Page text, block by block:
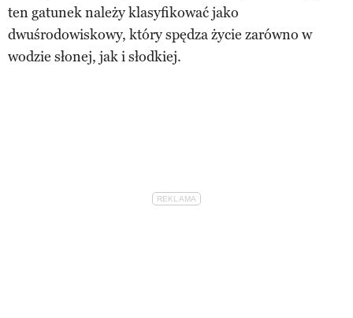
ten gatunek należy klasyfikować jako
dwuśrodowiskowy, który spędza życie zarówno w
wodzie słonej, jak i słodkiej.